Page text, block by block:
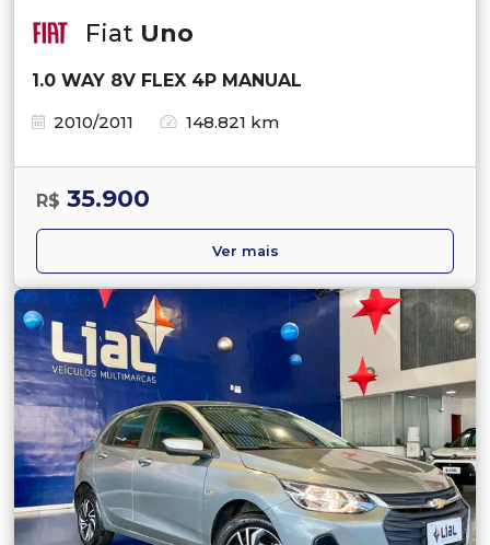
Fiat Uno
1.0 WAY 8V FLEX 4P MANUAL
2010/2011
148.821 km
R$ 35.900
Ver mais